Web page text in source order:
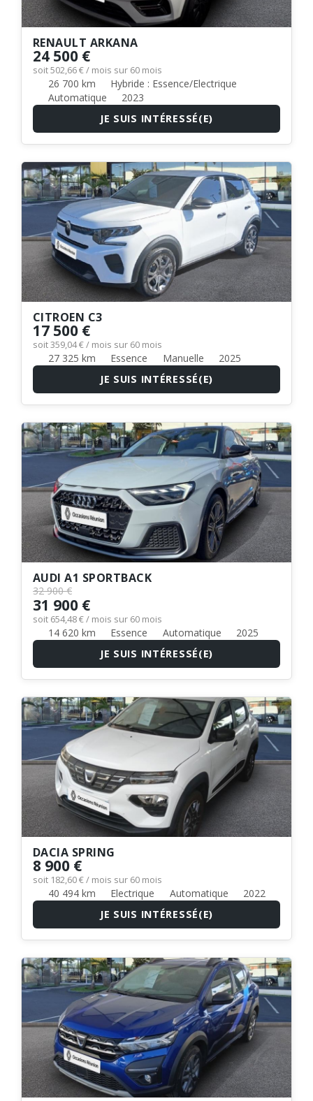
RENAULT ARKANA
24 500 €
soit 502,66 € / mois sur 60 mois
26 700 km
Hybride : Essence/Electrique
Automatique
2023
JE SUIS INTÉRESSÉ(E)
CITROEN C3
17 500 €
soit 359,04 € / mois sur 60 mois
27 325 km Essence Manuelle
2025
JE SUIS INTÉRESSÉ(E)
AUDI A1 SPORTBACK
32 900 €
31 900 €
soit 654,48 € / mois sur 60 mois
14 620 km Essence Automatique
2025
JE SUIS INTÉRESSÉ(E)
DACIA SPRING
8 900 €
soit 182,60 € / mois sur 60 mois
40 494 km Electrique Automatique
2022
JE SUIS INTÉRESSÉ(E)